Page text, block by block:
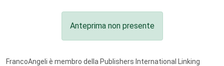
Anteprima non presente
FrancoAngeli è membro della Publishers International Linking